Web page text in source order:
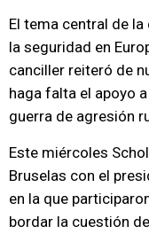
El tema central de
la seguridad en
canciller reiteró de
haga falta el apoyo
guerra de agresión
Este miércoles
Bruselas con el
en la que
bordar la cuestión